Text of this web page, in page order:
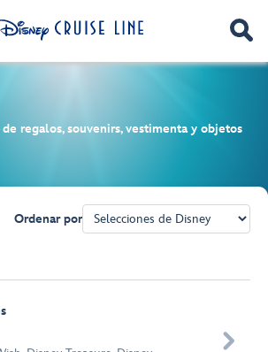
regalos, souvenirs, vestimenta y objetos
Ordenar por
